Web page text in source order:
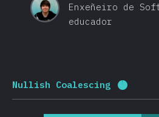
Enxeñeiro de
educador
Nullish Coalescing